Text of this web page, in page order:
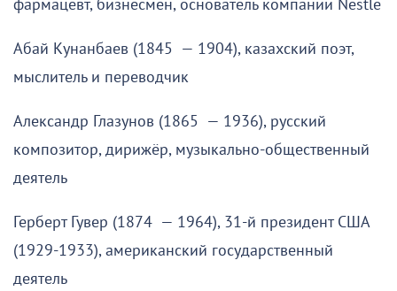
фармацевт, бизнесмен, основатель компании Nestle
Абай Кунанбаев (1845 — 1904), казахский поэт,
мыслитель и переводчик
Александр Глазунов (1865 — 1936), русский
композитор, дирижёр, музыкально-общественный
деятель
Герберт Гувер (1874 — 1964), 31-й президент США
(1929-1933), американский государственный
деятель